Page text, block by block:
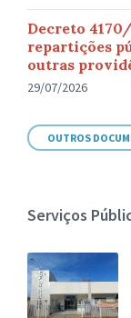
Decreto
repartições
outras
29/07/2026
OUTROS
Serviços